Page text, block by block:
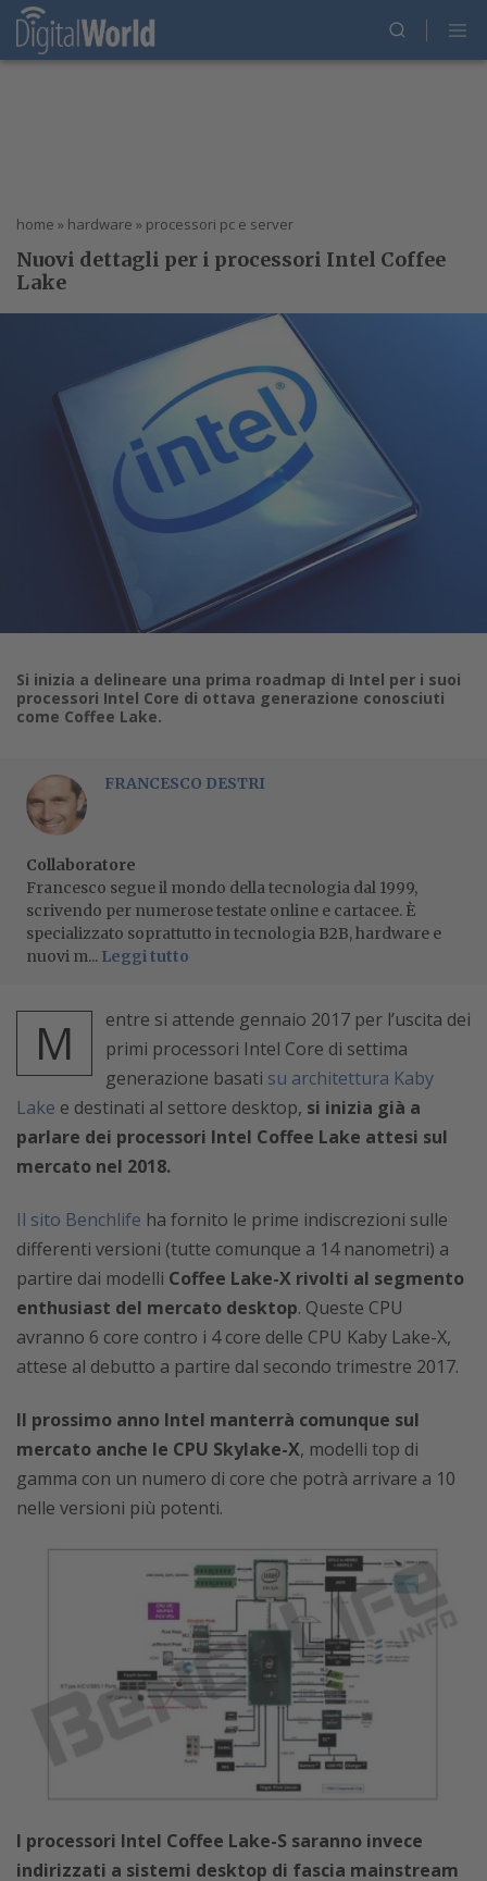
home » hardware » processori pc e server
Nuovi dettagli per i processori Intel Coffee
Lake
Si inizia a delineare una prima roadmap di Intel per i suoi
processori Intel Core di ottava generazione conosciuti
come Coffee Lake.
FRANCESCO DESTRI
Collaboratore
Francesco segue il mondo della tecnologia dal 1999,
scrivendo per numerose testate online e cartacee. È
specializzato soprattutto in tecnologia B2B, hardware e
nuovi m... Leggi tutto
M
entre si attende gennaio 2017 per l’uscita dei
primi processori Intel Core di settima
generazione basati su architettura Kaby
Lake e destinati al settore desktop, si inizia già a
parlare dei processori Intel Coffee Lake attesi sul
mercato nel 2018.
Il sito Benchlife ha fornito le prime indiscrezioni sulle
differenti versioni (tutte comunque a 14 nanometri) a
partire dai modelli Coffee Lake-X rivolti al segmento
enthusiast del mercato desktop. Queste CPU
avranno 6 core contro i 4 core delle CPU Kaby Lake-X,
attese al debutto a partire dal secondo trimestre 2017.
Il prossimo anno Intel manterrà comunque sul
mercato anche le CPU Skylake-X, modelli top di
gamma con un numero di core che potrà arrivare a 10
nelle versioni più potenti.
I processori Intel Coffee Lake-S saranno invece
indirizzati a sistemi desktop di fascia mainstream